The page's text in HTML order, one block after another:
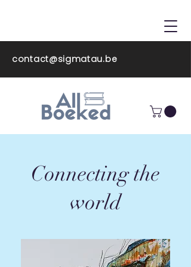
contact@sigmatau.be
Connecting the
world